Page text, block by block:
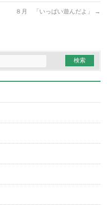
８月 「いっぱい遊んだよ」 →